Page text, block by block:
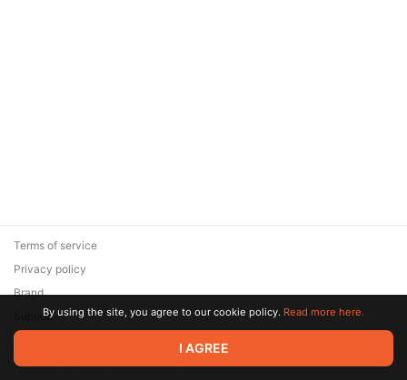
© 2026 Zaya Solutions Limited. All rights reserved. All trademarks
are the property of their respective owners.
Terms of service
Privacy policy
Brand
SupportBy using the site, you agree to our cookie policy. Read more here.
I AGREE